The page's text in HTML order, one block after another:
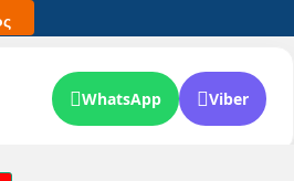
WhatsApp Viber